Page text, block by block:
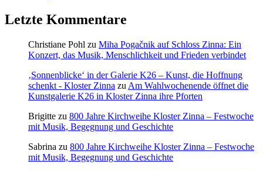
Letzte Kommentare
Christiane Pohl zu Miha Pogačnik auf Schloss Zinna: Ein
Konzert, das Musik, Menschlichkeit und Frieden verbindet
‚Sonnenblicke‘ in der Galerie K26 – Kunst, die Hoffnung
schenkt - Kloster Zinna zu Am Wahlwochenende öffnet die
Kunstgalerie K26 in Kloster Zinna ihre Pforten
Brigitte zu 800 Jahre Kirchweihe Kloster Zinna – Festwoche
mit Musik, Begegnung und Geschichte
Sabrina zu 800 Jahre Kirchweihe Kloster Zinna – Festwoche
mit Musik, Begegnung und Geschichte